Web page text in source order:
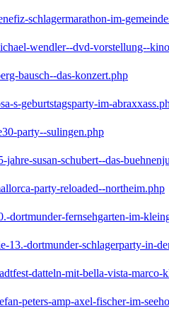
schlagermarathon-im-
wendler--dvd-vorstellung--
bausch--das-konzert.php
s-geburtstagsparty-im-
party--sulingen.php
jahre-susan-schubert--das-
party-reloaded--northeim.php
dortmunder-fernsehgarten-im-
13.-dortmunder-schlagerparty-in-
datteln-mit-bella-vista-marco-
peters-amp-axel-fischer-im-